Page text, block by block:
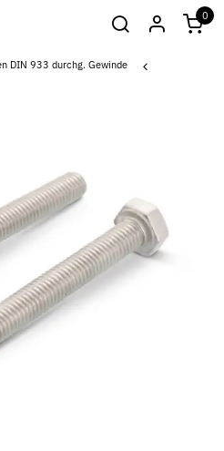
0
DIN 933 durchg. Gewinde